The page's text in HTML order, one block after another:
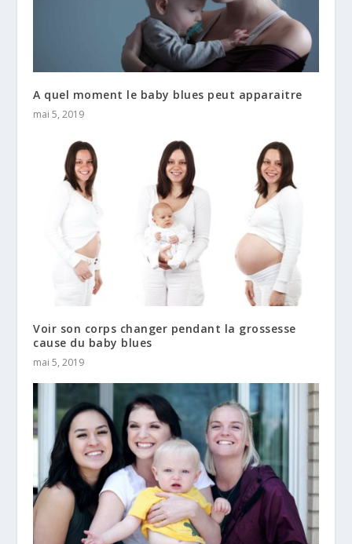
A quel moment le baby blues peut apparaitre
mai 5, 2019
Voir son corps changer pendant la grossesse
cause du baby blues
mai 5, 2019